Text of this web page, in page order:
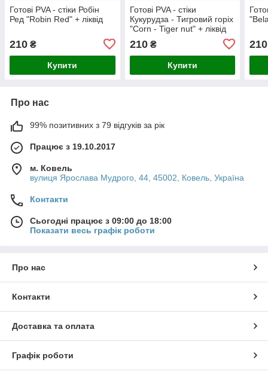
Готові PVA - стіки Робін
Ред "Robin Red" + ліквід
210 ₴
Купити
Готові PVA - стіки
Кукурудза - Тигровий горіх
"Corn - Tiger nut" + ліквід
210₴
Купити
210
Про нас
99% позитивних з 79 відгуків за рік
Працює з 19.10.2017
м. Ковель
вулиця Ярослава Мудрого, 44, 45002, Ковель, Україна
Контакти
Сьогодні працює з 09:00 до 18:00
Показати весь графік роботи
Про нас
Контакти
Доставка та оплата
Графік роботи